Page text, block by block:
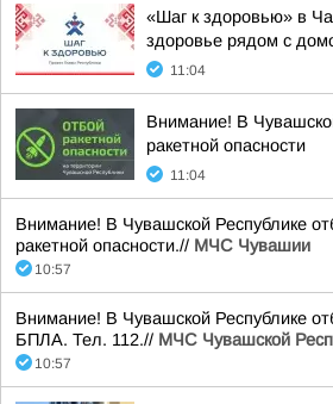
«Шаг к здоровью» в
здоровье рядом с
11:04
Внимание! В
ракетной опасности
11:04
Внимание! В Чувашской Республике
ракетной опасности.// МЧС Чувашии
10:57
Внимание! В Чувашской Республике
БПЛА. Тел. 112.// МЧС Чувашской
10:57